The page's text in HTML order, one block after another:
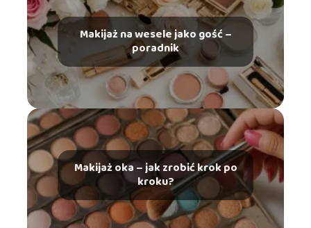
Makijaż na wesele jako gość –
poradnik
Makijaż oka – jak zrobić krok po
kroku?